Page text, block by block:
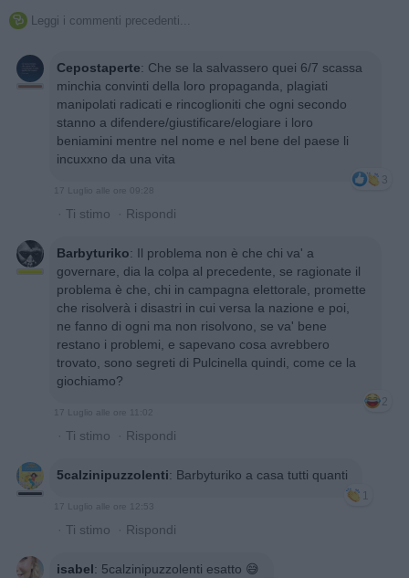
 Leggi i commenti precedenti...
Cepostaperte: Che se la salvassero quei 6/7 scassa
minchia convinti della loro propaganda, plagiati
manipolati radicati e rincoglioniti che ogni secondo
stanno a difendere/giustificare/elogiare i loro
beniamini mentre nel nome e nel bene del paese li
incuxxno da una vita
3
17 Luglio alle ore 09:28
· Ti stimo · Rispondi
Barbyturiko: Il problema non è che chi va' a
governare, dia la colpa al precedente, se ragionate il
problema è che, chi in campagna elettorale, promette
che risolverà i disastri in cui versa la nazione e poi,
ne fanno di ogni ma non risolvono, se va' bene
restano i problemi, e sapevano cosa avrebbero
trovato, sono segreti di Pulcinella quindi, come ce la
giochiamo?
2
17 Luglio alle ore 11:02
· Ti stimo · Rispondi
5calzinipuzzolenti: Barbyturiko a casa tutti quanti
1
17 Luglio alle ore 12:53
· Ti stimo · Rispondi
isabel: 5calzinipuzzolenti esatto 😅